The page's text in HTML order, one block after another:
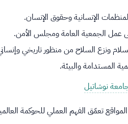
الإنسانية وحقوق الإنسان.
عمل الجمعية العامة ومجلس الأمن.
ونزع السلاح من منظور تاريخي
المستدامة والبيئة.
نوشاتيل
تعمّق الفهم العملي للحوكمة